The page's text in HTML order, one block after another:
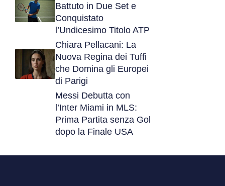
Battuto in Due Set e
Conquistato
l’Undicesimo Titolo ATP
Chiara Pellacani: La
Nuova Regina dei Tuffi
che Domina gli Europei
di Parigi
Messi Debutta con
l’Inter Miami in MLS:
Prima Partita senza Gol
dopo la Finale USA